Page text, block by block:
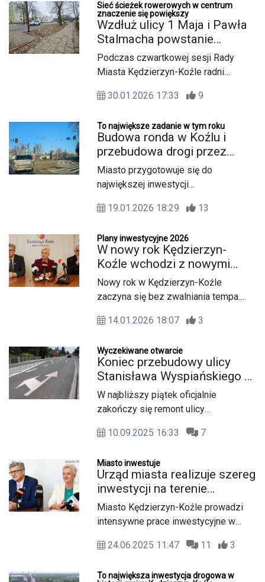
etap realizacji.
mógłby zostać włączony do Parku
Pojednania. Najpierw jednak
konieczne jest rozwiązanie problemu
Sieć ścieżek rowerowych w centrum
znaczenie się powiększy
Wzdłuż ulicy 1 Maja i Pawła
Stalmacha powstanie
ścieżka pieszo-rowerowa.
Trwają przygotowania do
inwestycji
Podczas czwartkowej sesji Rady
Miasta Kędzierzyn-Koźle radni
celowej na sporządzenie
ścieżki pieszo-rowerowej. Trasa ma
powstać wzdłuż jednej z
ważniejszych osi komunikacyjnych
miasta – ulicy 1 Maja – i znacząco
poprawić komfort oraz
rowerzystów.
30.01.2026 17:33 9
To największe zadanie w tym roku
Budowa ronda w Koźlu i
przebudowa drogi przez
Wyspę. Inwestycja może
ruszyć jeszcze w tym roku
Miasto przygotowuje się do
największej inwestycji
ronda na skrzyżowaniu przy policji w
Wyspę. Zostanie ona sfinansowana z
Funduszy Szwajcarskich. Trwają prace
nad dokumentacją, roboty mogą
ruszyć jeszcze w tym roku.
19.01.2026 18:29 13
Plany inwestycyjne 2026
W nowy rok Kędzierzyn-
Koźle wchodzi z nowymi
inwestycjami. Otrzymamy
Fundusze Szwajcarskie
Nowy rok w Kędzierzyn-Koźle
zaczyna się bez zwalniania tempa.
kolejne umowy o dofinansowanie i
realizowane w 2026 roku. O planach
na najbliższe miesiące mówili
podczas konferencji prasowej
prezydent miasta Sabina
Nowosielska oraz jej zastępca
14.01.2026 18:07 3
Wyczekiwane otwarcie
Koniec przebudowy ulicy
Stanisława Wyspiańskiego w
Kłodnicy i uciążliwych
objazdów. W piątek pełne
otwarcie drogi
W najbliższy piątek oficjalnie
zakończy się remont ulicy
Koźlu. Modernizacja, która od
objazdami, dobiegła końca dwa
tygodnie przed planowanym
terminem.
10.09.2025 16:33 7
Miasto inwestuje
Urząd miasta realizuje szereg
inwestycji na terenie
Kędzierzyna-Koźla i
przygotowuje się do
rozpoczęcia kolejnych
Miasto Kędzierzyn-Koźle prowadzi
intensywne prace inwestycyjne w
przebudowy ulic, rusza budowa
Krzysztof Wołynkiewicz, zastępca
24.06.2025 11:47 11 3
To największa inwestycja drogowa w